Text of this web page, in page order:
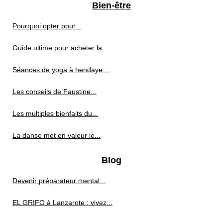
Bien-être
Pourquoi opter pour...
Guide ultime pour acheter la...
Séances de yoga à hendaye:...
Les conseils de Faustine...
Les multiples bienfaits du...
La danse met en valeur le...
Blog
Devenir préparateur mental...
EL GRIFO à Lanzarote : vivez...